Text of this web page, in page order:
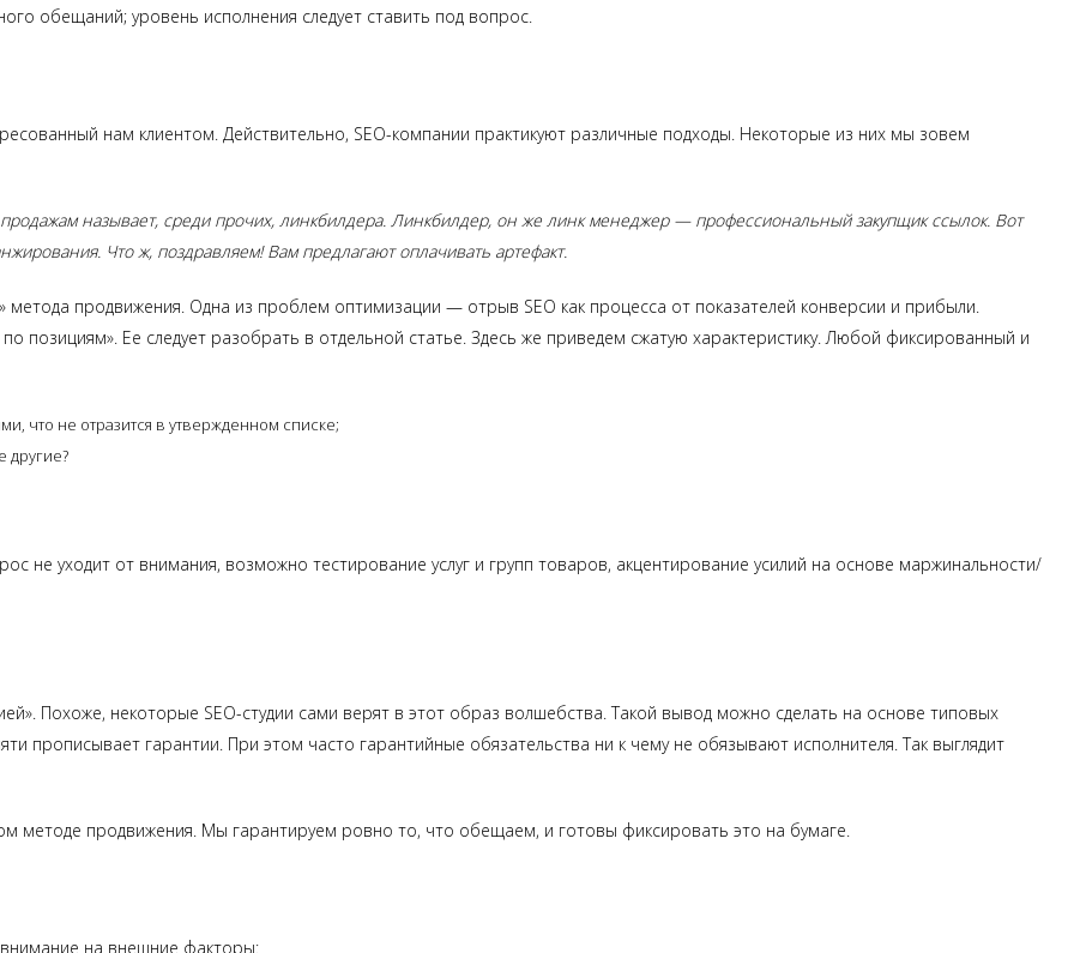
обещаний; уровень исполнения следует ставить под вопрос.
нам клиентом. Действительно, SEO-компании практикуют различные подходы. Некоторые из них мы зовем
называет, среди прочих, линкбилдера. Линкбилдер, он же линк менеджер — профессиональный закупщик ссылок. Вот
Что ж, поздравляем! Вам предлагают оплачивать артефакт.
продвижения. Одна из проблем оптимизации — отрыв SEO как процесса от показателей конверсии и прибыли.
позициям». Ее следует разобрать в отдельной статье. Здесь же приведем сжатую характеристику. Любой фиксированный и
что не отразится в утвержденном списке;
другие?
не уходит от внимания, возможно тестирование услуг и групп товаров, акцентирование усилий на основе маржинальности/
Похоже, некоторые SEO-студии сами верят в этот образ волшебства. Такой вывод можно сделать на основе типовых
прописывает гарантии. При этом часто гарантийные обязательства ни к чему не обязывают исполнителя. Так выглядит
методе продвижения. Мы гарантируем ровно то, что обещаем, и готовы фиксировать это на бумаге.
на внешние факторы: